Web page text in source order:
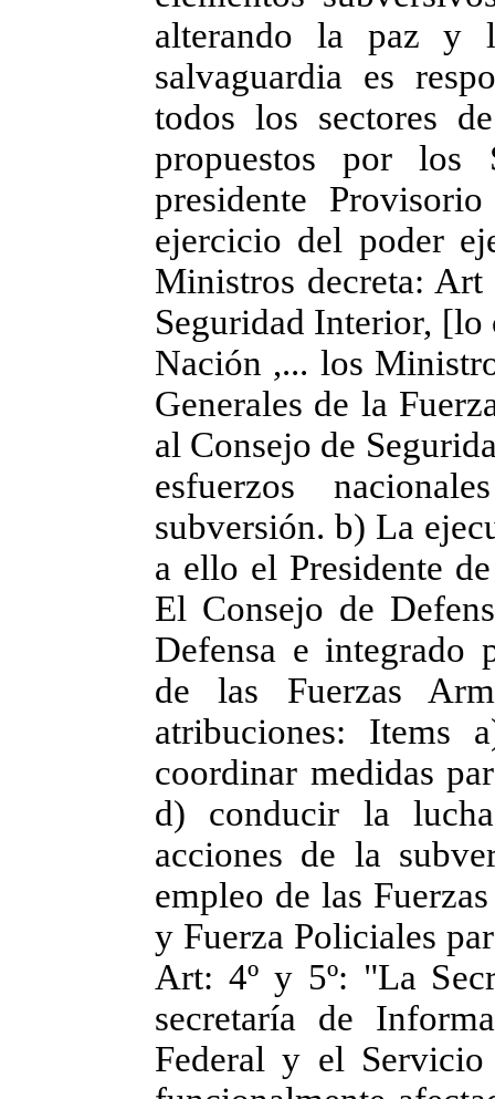
alterando la paz y
salvaguardia es
todos los sectores
propuestos por los
presidente
ejercicio del poder
Ministros decreta: Art
Seguridad Interior, [lo
Nación ,... los
Generales de la
al Consejo de
esfuerzos
subversión. b) La
a ello el Presidente
El Consejo de
Defensa e integrado
de las Fuerzas
atribuciones: Items
coordinar medidas
d) conducir la
acciones de la
empleo de las
y Fuerza Policiales
Art: 4º y 5º: "La
secretaría de
Federal y el Servicio